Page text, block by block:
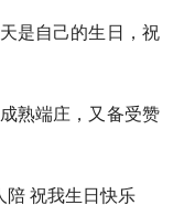
是自己的生日，祝
熟端庄，又备受赞
陪 祝我生日快乐